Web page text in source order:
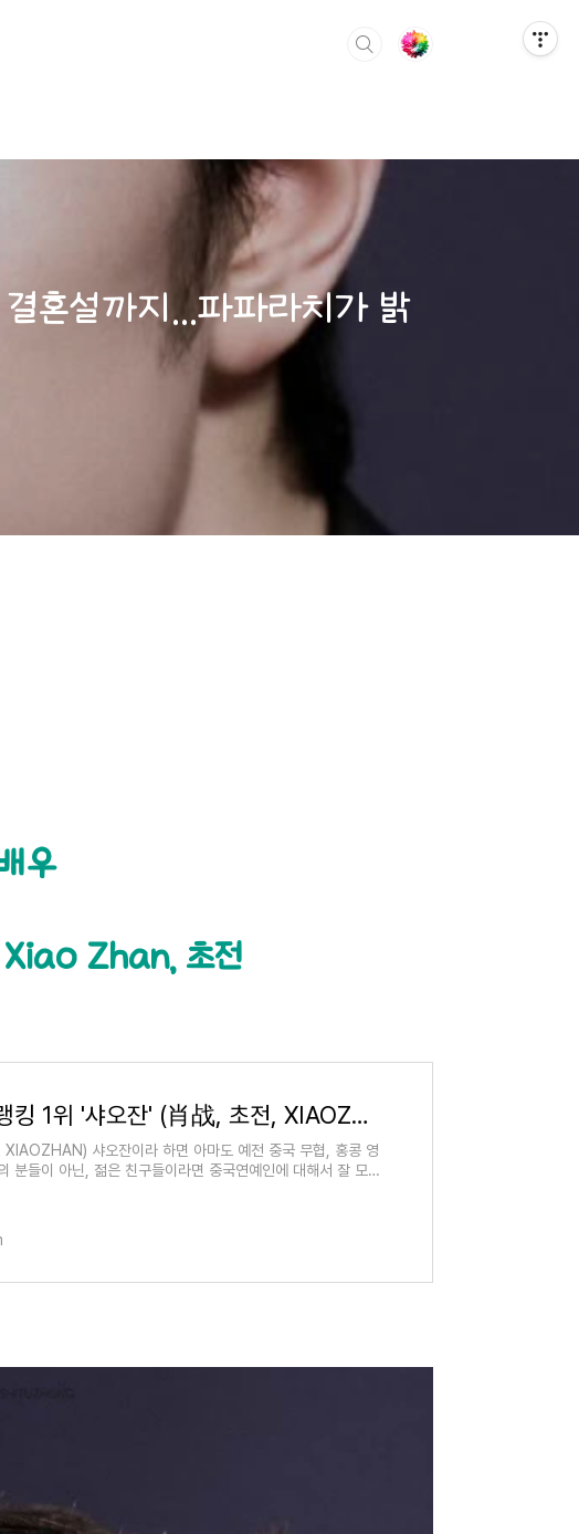
혼설까지...파파라치가 밝
우
Zhan, 초전
부동의 인기랭킹 1위 '샤오잔' (肖战, 초전, XIAOZHAN)
샤오잔이라 하면 아마도 예전 중국 무협, 홍콩 영
분들이 아닌, 젊은 친구들이라면 중국연예인에 대해서 잘 모르